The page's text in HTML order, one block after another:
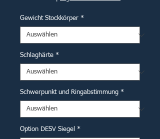
Gewicht Stockkörper *
Schlaghärte *
Schwerpunkt und Ringabstimmung *
Option DESV Siegel *